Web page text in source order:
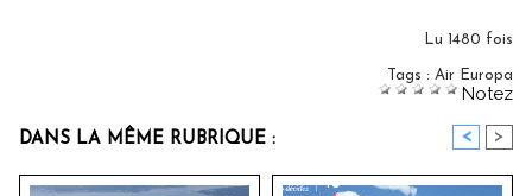
Lu 1480 fois
Tags : Air Europa
Notez
DANS LA MÊME RUBRIQUE : < >